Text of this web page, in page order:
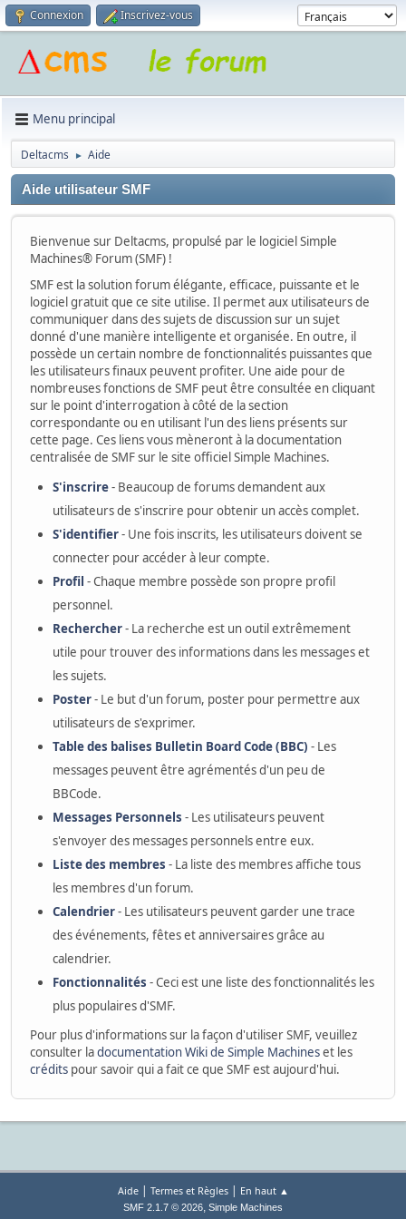
Connexion Inscrivez-vous
Menu principal
Deltacms ► Aide
Aide utilisateur SMF
Bienvenue sur Deltacms, propulsé par le logiciel Simple
Machines® Forum (SMF) !
SMF est la solution forum élégante, efficace, puissante et le
logiciel gratuit que ce site utilise. Il permet aux utilisateurs de
communiquer dans des sujets de discussion sur un sujet
donné d'une manière intelligente et organisée. En outre, il
possède un certain nombre de fonctionnalités puissantes que
les utilisateurs finaux peuvent profiter. Une aide pour de
nombreuses fonctions de SMF peut être consultée en cliquant
sur le point d'interrogation à côté de la section
correspondante ou en utilisant l'un des liens présents sur
cette page. Ces liens vous mèneront à la documentation
centralisée de SMF sur le site officiel Simple Machines.
S'inscrire- Beaucoup de forums demandent aux
utilisateurs de s'inscrire pour obtenir un accès complet.
S'identifier- Une fois inscrits, les utilisateurs doivent se
connecter pour accéder à leur compte.
Profil - Chaque membre possède son propre profil
personnel.
Rechercher- La recherche est un outil extrêmement
utile pour trouver des informations dans les messages et
les sujets.
Poster- Le but d'un forum, poster pour permettre aux
utilisateurs de s'exprimer.
Table des balises Bulletin Board Code (BBC) - Les
messages peuvent être agrémentés d'un peu de
BBCode.
Messages Personnels - Les utilisateurs peuvent
s'envoyer des messages personnels entre eux.
Liste des membres - La liste des membres affiche tous
les membres d'un forum.
Calendrier- Les utilisateurs peuvent garder une trace
des événements, fêtes et anniversaires grâce au
calendrier.
Fonctionnalités - Ceci est une liste des fonctionnalités les
plus populaires d'SMF.
Pour plus d'informations sur la façon d'utiliser SMF, veuillez
consulter ladocumentation Wiki de Simple Machineset les
crédits pour savoir qui a fait ce que SMF est aujourd'hui.
Aide| Termes et Règles| En haut ▲
SMF 2.1.7 © 2026, Simple Machines